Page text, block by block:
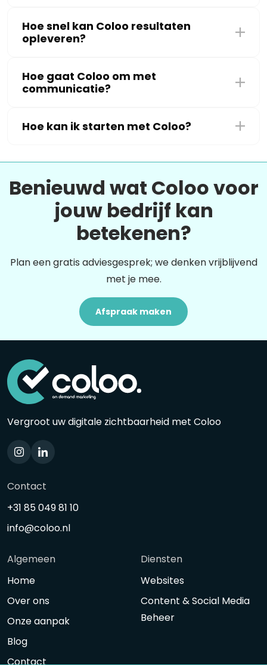
Hoe snel kan Coloo resultaten
opleveren?
Hoe gaat Coloo om met
communicatie?
Hoe kan ik starten met Coloo?
Benieuwd wat Coloo voor
jouw bedrijf kan
betekenen?
Plan een gratis adviesgesprek; we denken vrijblijvend
met je mee.
Afspraak maken
Vergroot uw digitale zichtbaarheid met Coloo
Contact
+31 85 049 81 10
info@coloo.nl
Algemeen
Home
Over ons
Onze aanpak
Blog
Contact
Diensten
Websites
Content & Social Media
Beheer